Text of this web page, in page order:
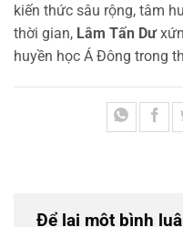
kiến thức sâu rộng, tâm
thời gian, Lâm Tấn Dư
huyền học Á Đông trong
Để lại một bình